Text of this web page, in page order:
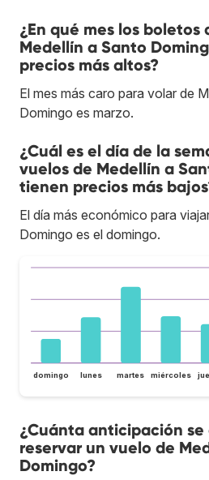
¿En qué mes los boletos
Medellín a Santo
precios más altos?
El mes más caro para volar de
Domingo es marzo.
¿Cuál es el día de la
vuelos de Medellín a
tienen precios más
El día más económico para
Domingo es el domingo.
domingo lunes martes miércoles
¿Cuánta anticipación
reservar un vuelo de
Domingo?